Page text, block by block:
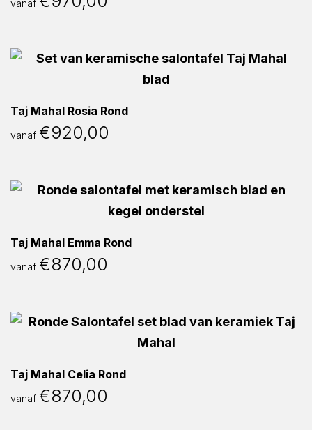
vanaf
Taj Mahal Rosia Rond
vanaf €920,00
Taj Mahal Emma Rond
vanaf €870,00
Taj Mahal Celia Rond
vanaf €870,00